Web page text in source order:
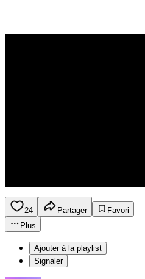
24 Partager
Favori
Plus
Ajouter à la playlist
Signaler